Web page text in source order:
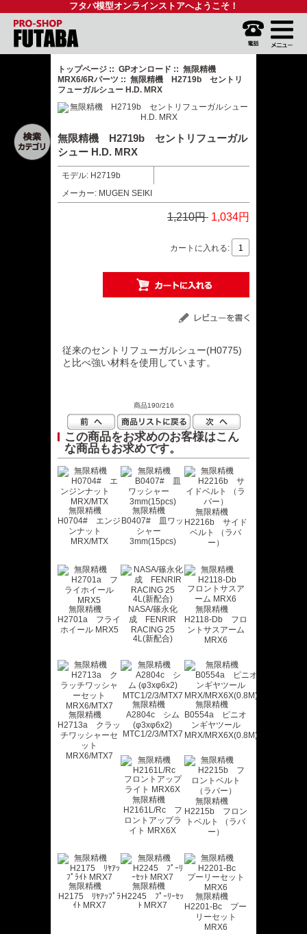
フタバ模型オンラインストアへようこそ！
トップページ :: GPオンロード :: 無限精機
MRX6/6Rパーツ :: 無限精機 H2719b セントリ
フューガルシュー H.D. MRX
無限精機 H2719b セントリフューガル
シュー H.D. MRX
モデル: H2719b
メーカー: MUGEN SEIKI
1,210円 1,034円
カートに入れる:
従来のセントリフューガルシュー(H0775)
と比べ強い材料を使用しています。
商品190/216
この商品をお求めのお客様はこん
な商品もお求めです。
無限精機
H0704# エンジ
ンナット
MRX/MTX
無限精機
B0407# 皿ワッ
シャー
3mm(15pcs)
無限精機
H2216b サイド
ベルト （ラバ
ー）
無限精機
H2701a フライ
ホイール MRX5
NASA/篠永化
成 FENRIR
RACING 25
4L(新配合)
無限精機
H2118-Db フロ
ントサスアーム
MRX6
無限精機
H2713a クラッ
チワッシャーセ
ット
MRX6/MTX7
無限精機
A2804c シム
(φ3xφ6x2)
MTC1/2/3/MTX7
無限精機
B0554a ピニオ
ンギヤツール
MRX/MRX6X(0.8M)
無限精機
H2161L/Rc フ
ロントアップラ
イト MRX6X
無限精機
H2215b フロン
トベルト （ラバ
ー）
無限精機
H2175 ﾘﾔｱｯﾌﾟﾗ
ｲﾄ MRX7
無限精機
H2245 ﾌﾟｰﾘｰｾｯ
ﾄ MRX7
無限精機
H2201-Bc プー
リーセット
MRX6